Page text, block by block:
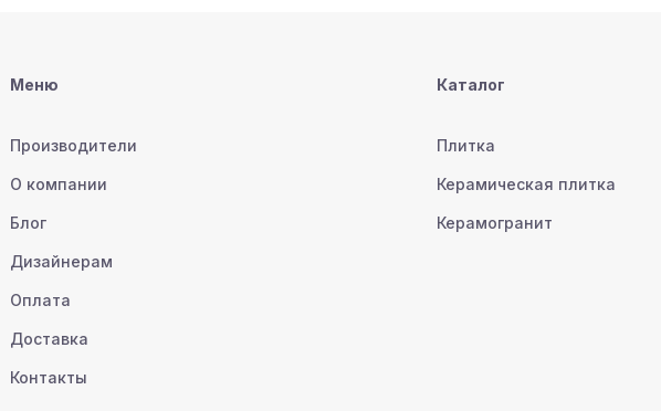
Меню
Производители
О компании
Блог
Дизайнерам
Оплата
Доставка
Контакты
Каталог
Плитка
Керамическая плитка
Керамогранит